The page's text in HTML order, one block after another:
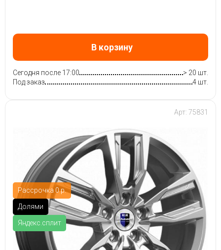
В корзину
Сегодня после 17:00
> 20 шт.
Под заказ
4 шт.
Рассрочка 0 р.
Долями
Яндекс.сплит
Арт: 75831